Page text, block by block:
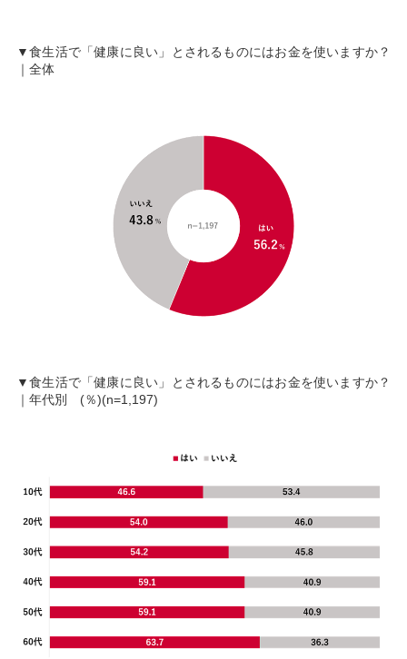
▼食生活で「健康に良い」とされるものにはお金を使いますか？
｜全体
▼食生活で「健康に良い」とされるものにはお金を使いますか？
｜年代別 (％)(n=1,197)